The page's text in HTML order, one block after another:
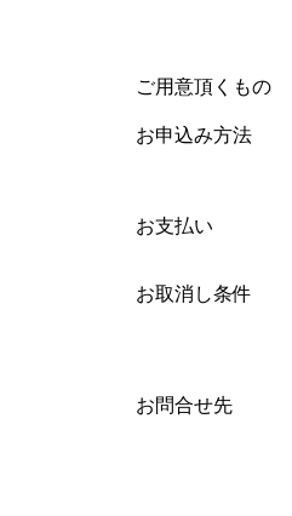
ご用意頂くもの
お申込み方法
お支払い
お取消し条件
お問合せ先